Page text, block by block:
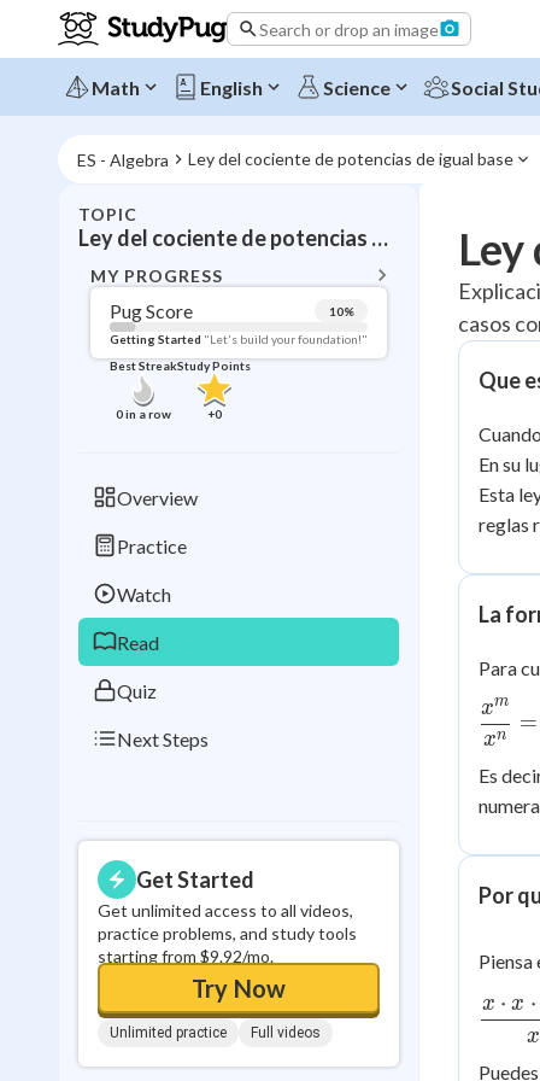
Search or drop an image
Math English Science Social
ES - Algebra Ley del cociente de potencias de igual base
TOPIC
Ley del cociente de potencias de igual base
MY PROGRESS
Pug Score 10%
Getting Started "Let's build your foundation!"
Best Streak
0in a row
Study Points
+0
Overview
Practice
Watch
Read
Quiz
Next Steps
Get Started
Get unlimited access to all videos,
practice problems, and study tools
starting from $9.92/mo.
Try Now
Unlimited practice Full videos
Topic
Pug Score
Getting Started
Best
Best Quiz
Ley
casos
Que
En su
Esta
reglas
La
Para
{x^n}
xn
xm
=
Es
Por
Piensa
\cdot
\cdot
x
x ⋅ x ⋅